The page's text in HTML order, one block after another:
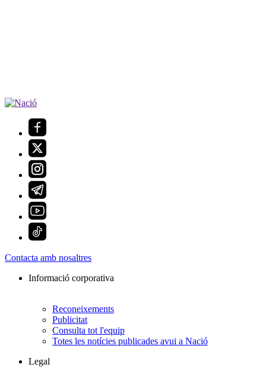
Contacta amb nosaltres
Informació corporativa
Reconeixements
Publicitat
Consulta tot l'equip
Totes les notícies publicades avui a Nació
Legal